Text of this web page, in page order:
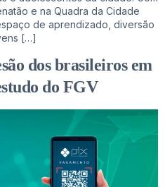
e na Quadra da Cidade
de aprendizado, diversão
[…]
dos brasileiros em
do FGV